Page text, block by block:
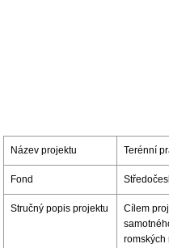
Název projektu Terénní
Fond
Stručný popis projektu
Cílem